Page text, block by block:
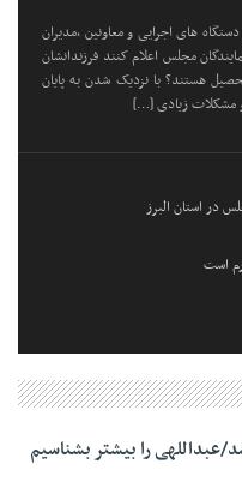
های اجرایی و معاونین ،مدیران
مجلس اعلام کنند فرزندانشان
هستند؟ با نزدیک شدن به پایان
مشکلات زیادی […]
در استان البرز
است
شد/عبداللهی را بیشتر بشناسیم